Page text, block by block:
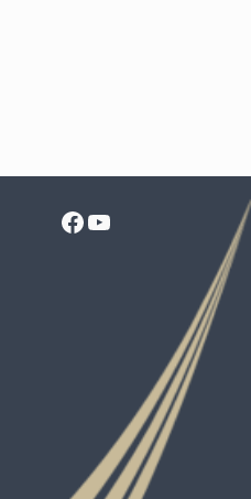
Facebook YouTube